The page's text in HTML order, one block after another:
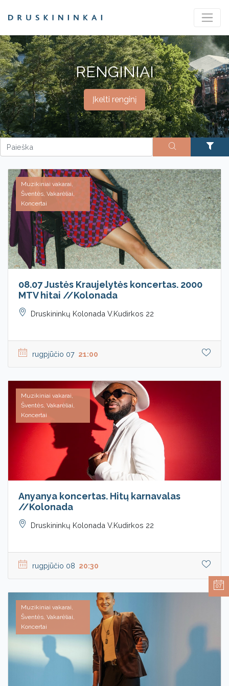
RENGINIAI
Įkelti renginį
Muzikiniai vakarai,
Šventės, Vakarėliai,
Koncertai
08.07 Justės Kraujelytės koncertas. 2000
MTV hitai //Kolonada
Druskininkų Kolonada V.Kudirkos 22
rugpjūčio 07 21:00
Muzikiniai vakarai,
Šventės, Vakarėliai,
Koncertai
Anyanya koncertas. Hitų karnavalas
//Kolonada
Druskininkų Kolonada V.Kudirkos 22
rugpjūčio 08 20:30
Muzikiniai vakarai,
Šventės, Vakarėliai,
Koncertai
07